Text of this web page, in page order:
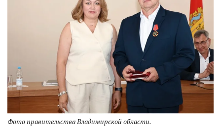
Фото правительства Владимирской области.